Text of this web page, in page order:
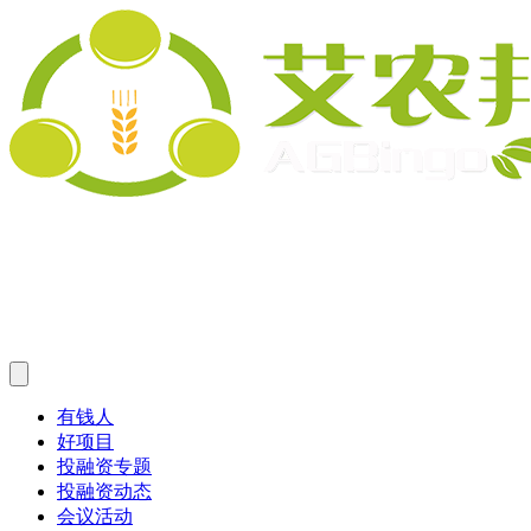
有钱人
好项目
投融资专题
投融资动态
会议活动